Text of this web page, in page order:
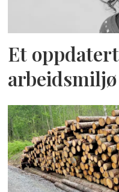
Et
arbeidsmiljø